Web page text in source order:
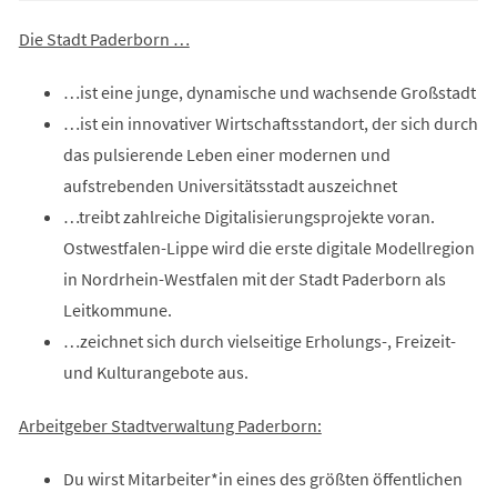
Die Stadt Paderborn …
…ist eine junge, dynamische und wachsende Großstadt
…ist ein innovativer Wirtschaftsstandort, der sich durch
das pulsierende Leben einer modernen und
aufstrebenden Universitätsstadt auszeichnet
…treibt zahlreiche Digitalisierungsprojekte voran.
Ostwestfalen-Lippe wird die erste digitale Modellregion
in Nordrhein-Westfalen mit der Stadt Paderborn als
Leitkommune.
…zeichnet sich durch vielseitige Erholungs-, Freizeit-
und Kulturangebote aus.
Arbeitgeber Stadtverwaltung Paderborn:
Du wirst Mitarbeiter*in eines des größten öffentlichen